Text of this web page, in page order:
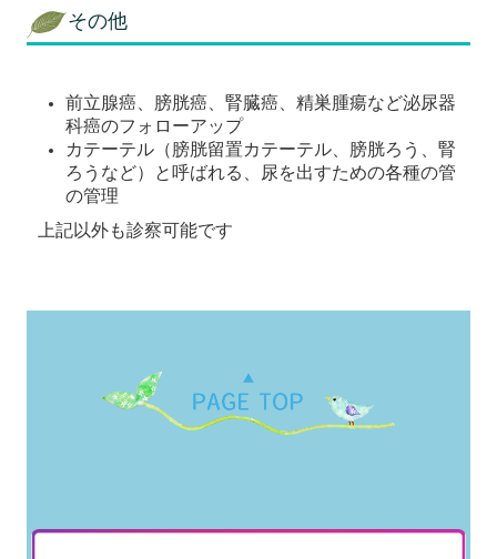
その他
前立腺癌、膀胱癌、腎臓癌、精巣腫瘍など泌尿器
科癌のフォローアップ
カテーテル（膀胱留置カテーテル、膀胱ろう、腎
ろうなど）と呼ばれる、尿を出すための各種の管
の管理
上記以外も診察可能です